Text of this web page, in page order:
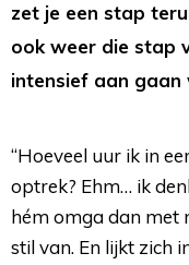
zet je een stap
ook weer die stap
intensief aan gaan
“Hoeveel uur ik in
optrek? Ehm… ik
hém omga dan met
stil van. En lijkt zich